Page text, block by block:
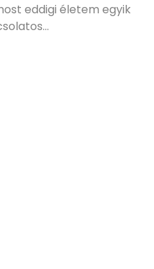
eddigi életem egyik